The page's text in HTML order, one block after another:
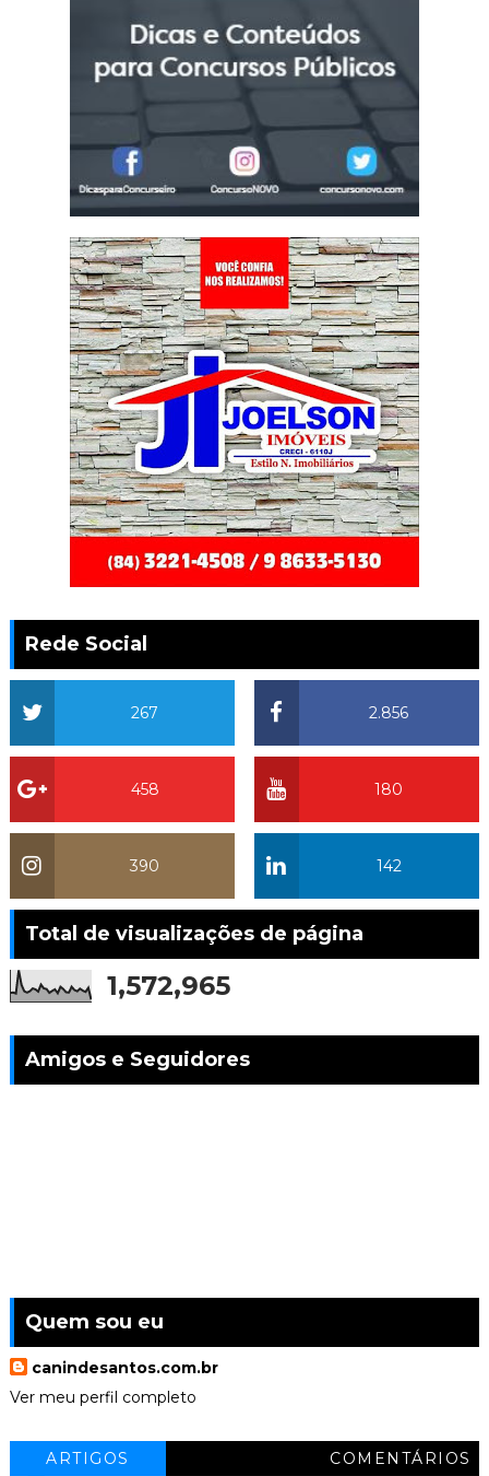
Rede Social
2.856
267
180
458
142
390
Total de visualizações de página
1,572,965
Amigos e Seguidores
Quem sou eu
canindesantos.com.br
Ver meu perfil completo
ARTIGOS COMENTÁRIOS